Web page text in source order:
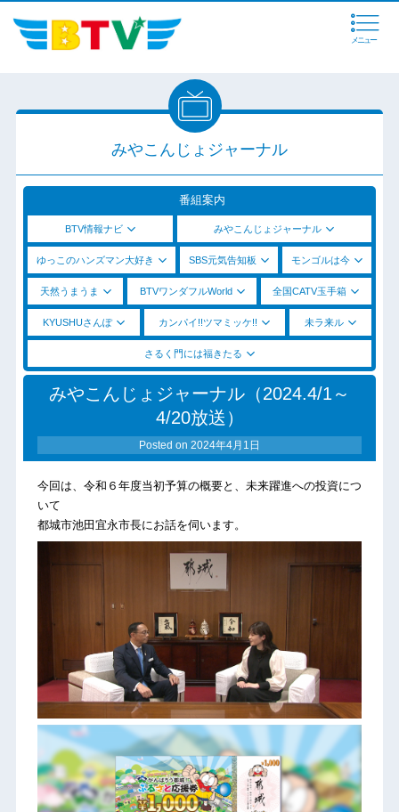
メニュー
みやこんじょジャーナル
番組案内
BTV情報ナビ みやこんじょジャーナル
ゆっこのハンズマン大好き SBS元気告知板 モンゴルは今
天然うまうま BTVワンダフルWorld 全国CATV玉手箱
KYUSHUさんぽ カンパイ!!ツマミッケ!! 未ラ来ル
さるく門には福きたる
みやこんじょジャーナル（2024.4/1～
4/20放送）
Posted on 2024年4月1日
今回は、令和６年度当初予算の概要と、未来躍進への投資につ
いて
都城市池田宜永市長にお話を伺います。